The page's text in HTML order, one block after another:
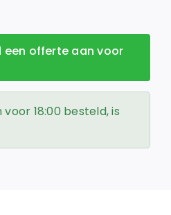
een offerte aan voor
18:00 besteld, is